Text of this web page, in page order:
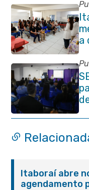
a
Itaboraí abre
agendamento